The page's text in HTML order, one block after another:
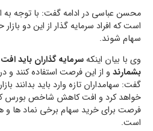
محسن عباسی در ادامه گفت: با توجه به
است که افراد سرمایه گذار از این دو
سهام شوند.
وی با بیان اینکهسرمایه گذاران باید
بشمارند و از این فرصت استفاده کنند و
گفت: سهامداران تازه وارد باید بدانند
خواهد کرد و افت کاهش شاخص بورس
فرصت برای خرید سهام برخی نماد ها و
است.